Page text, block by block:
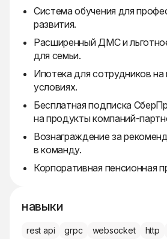
Система обучения для
развития.
Расширенный ДМС и
для семьи.
Ипотека для сотрудников
условиях.
Бесплатная подписка
на продукты компаний-
Вознаграждение за
в команду.
Корпоративная пенсионная
навыки
rest api grpc websocket http